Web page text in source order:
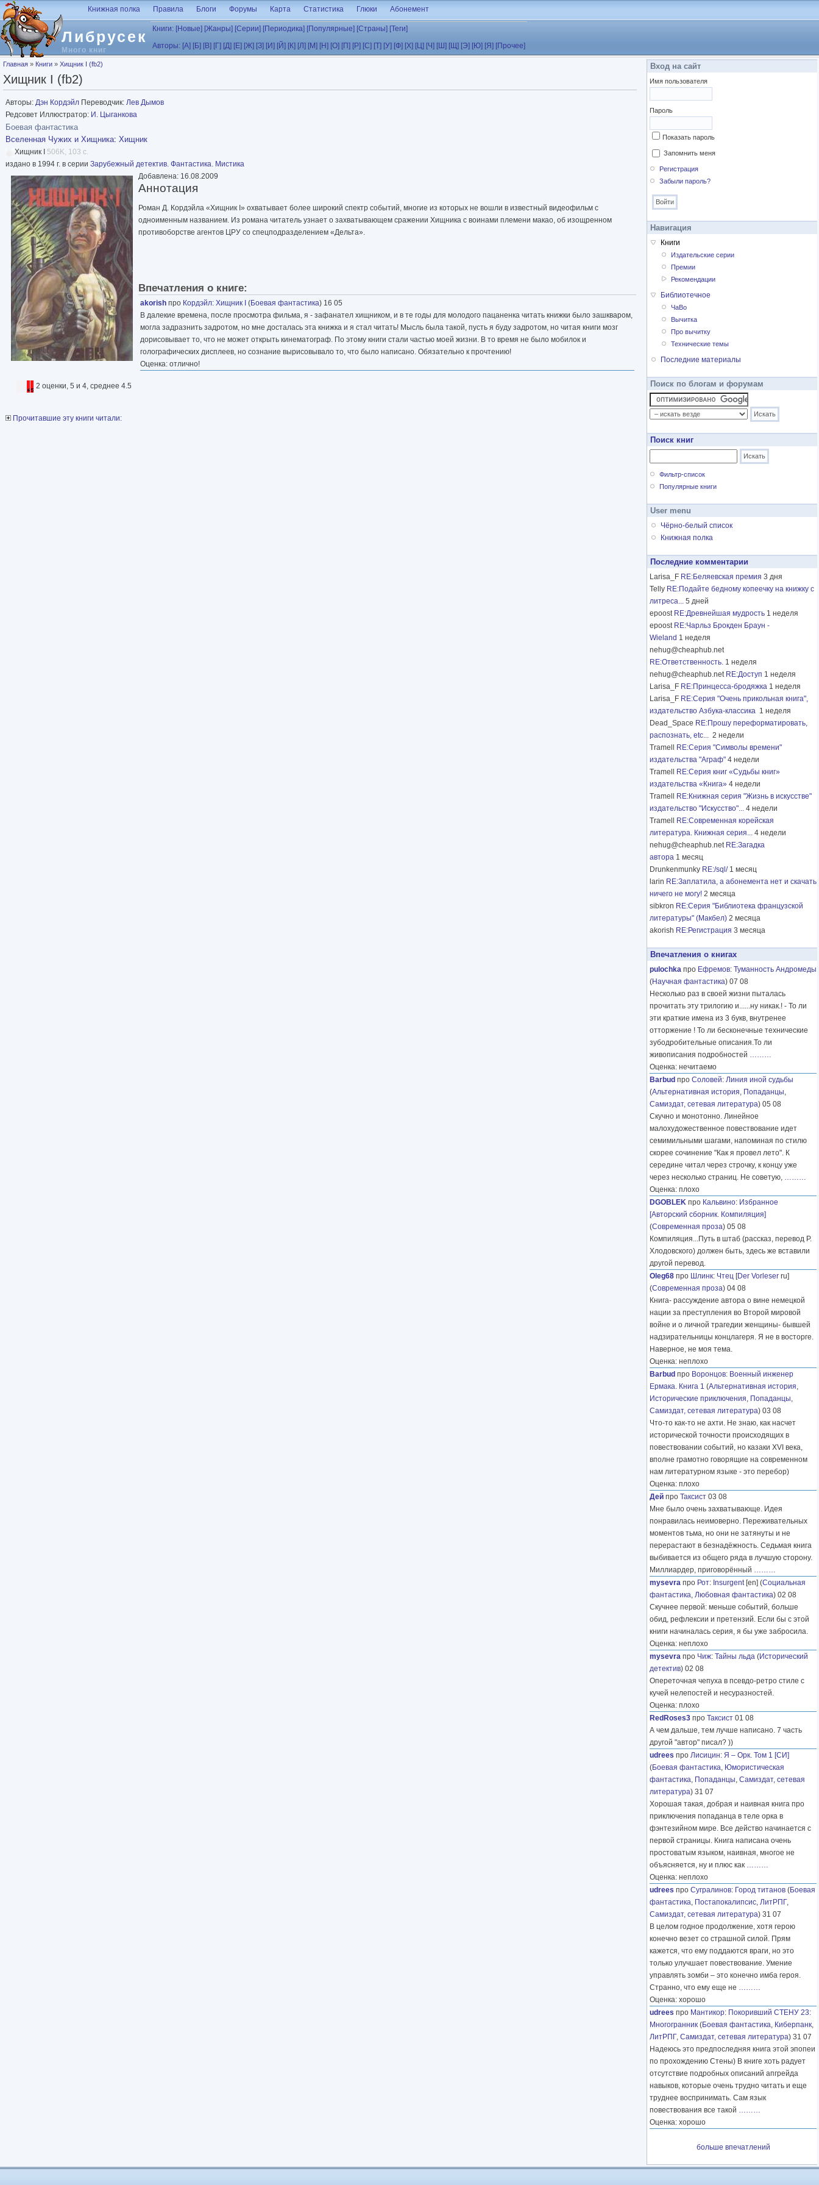
Перейти к основному содержанию
Либрусек
Много книг
Книжная полка Правила Блоги Форумы Карта Статистика Глюки Абонемент
Книги: [Новые] [Жанры] [Серии] [Периодика] [Популярные] [Страны] [Теги]
Авторы: [А] [Б] [В] [Г] [Д] [Е] [Ж] [З] [И] [Й] [К] [Л] [М] [Н] [О] [П] [Р] [С] [Т] [У] [Ф] [Х] [Ц] [Ч] [Ш] [Щ] [Э] [Ю] [Я] [Прочее]
Вы здесь
Главная » Книги » Хищник I (fb2)
Хищник I (fb2)
Авторы: Дэн Кордэйл Переводчик: Лев Дымов
Редсовет Иллюстратор: И. Цыганкова
Боевая фантастика
Вселенная Чужих и Хищника: Хищник
Хищник I 506K, 103 с.
издано в 1994 г. в серии Зарубежный детектив. Фантастика. Мистика
Добавлена: 16.08.2009
Аннотация
Роман Д. Кордэйла «Хищник I» охватывает более широкий спектр событий, многие из которых не вошли в известный видеофильм с
одноименным названием. Из романа читатель узнает о захватывающем сражении Хищника с воинами племени макао, об изощренном
противоборстве агентов ЦРУ со спецподразделением «Дельта».
Впечатления о книге:
akorish про Кордэйл: Хищник I (Боевая фантастика) 16 05
В далекие времена, после просмотра фильма, я - зафанател хищником, и в те годы для молодого пацаненка читать книжки было зашкваром,
могла задразнить задротом, но мне досталась эта книжка и я стал читать! Мысль была такой, пусть я буду задротом, но читая книги мозг
дорисовывает то, что не может открыть кинематограф. По этому книги стали частью моей жизни. В то время не было мобилок и
голографических дисплеев, но сознание вырисовывало то, что было написано. Обязательно к прочтению!
Оценка: отлично!
2 оценки, 5 и 4, среднее 4.5
Прочитавшие эту книги читали:
Вход на сайт
Имя пользователя
Пароль
Показать пароль
Запомнить меня
Регистрация
Забыли пароль?
Навигация
Книги
Издательские серии
Премии
Рекомендации
Библиотечное
ЧаВо
Вычитка
Про вычитку
Технические темы
Последние материалы
Поиск по блогам и форумам
Поиск книг
Фильтр-список
Популярные книги
User menu
Чёрно-белый список
Книжная полка
Последние комментарии
Larisa_F RE:Беляевская премия 3 дня
Telly RE:Подайте бедному копеечку на книжку с
литреса... 5 дней
epoost RE:Древнейшая мудрость 1 неделя
epoost RE:Чарльз Брокден Браун -
Wieland 1 неделя
nehug@cheaphub.net
RE:Ответственность. 1 неделя
nehug@cheaphub.net RE:Доступ 1 неделя
Larisa_F RE:Принцесса-бродяжка 1 неделя
Larisa_F RE:Серия "Очень прикольная книга",
издательство Азбука-классика 1 неделя
Dead_Space RE:Прошу переформатировать,
распознать, etc... 2 недели
Tramell
RE:Серия "Символы времени"
издательства "Аграф" 4 недели
Tramell
RE:Серия книг «Судьбы книг»
издательства «Книга» 4 недели
Tramell
RE:Книжная серия "Жизнь в искусстве"
издательство "Искусство"... 4 недели
Tramell
RE:Современная корейская
литература. Книжная серия... 4 недели
nehug@cheaphub.net RE:Загадка
автора 1 месяц
Drunkenmunky RE:/sql/ 1 месяц
larin RE:Заплатила, а абонемента нет и скачать
ничего не могу! 2 месяца
sibkron RE:Серия "Библиотека французской
литературы" (Макбел) 2 месяца
akorish RE:Регистрация 3 месяца
Впечатления о книгах
pulochka про Ефремов: Туманность Андромеды
(Научная фантастика) 07 08
Несколько раз в своей жизни пыталась
прочитать эту трилогию и......ну никак.! - То ли
эти краткие имена из 3 букв, внутренее
отторжение ! То ли бесконечные технические
зубодробительные описания.То ли
живописания подробностей ………
Оценка: нечитаемо
Barbud про Соловей: Линия иной судьбы
(Альтернативная история, Попаданцы,
Самиздат, сетевая литература) 05 08
Скучно и монотонно. Линейное
малохудожественное повествование идет
семимильными шагами, напоминая по стилю
скорее сочинение "Как я провел лето". К
середине читал через строчку, к концу уже
через несколько страниц. Не советую, ………
Оценка: плохо
DGOBLEK про Кальвино: Избранное
[Авторский сборник. Компиляция]
(Современная проза) 05 08
Компиляция...Путь в штаб (рассказ, перевод Р.
Хлодовского) должен быть, здесь же вставили
другой перевод.
Oleg68 про Шлинк: Чтец [Der Vorleser ru]
(Современная проза) 04 08
Книга- рассуждение автора о вине немецкой
нации за преступления во Второй мировой
войне и о личной трагедии женщины- бывшей
надзирательницы концлагеря. Я не в восторге.
Наверное, не моя тема.
Оценка: неплохо
Barbud про Воронцов: Военный инженер
Ермака. Книга 1 (Альтернативная история,
Исторические приключения, Попаданцы,
Самиздат, сетевая литература) 03 08
Что-то как-то не ахти. Не знаю, как насчет
исторической точности происходящих в
повествовании событий, но казаки XVI века,
вполне грамотно говорящие на современном
нам литературном языке - это перебор)
Оценка: плохо
Дей про Таксист 03 08
Мне было очень захватывающе. Идея
понравилась неимоверно. Переживательных
моментов тьма, но они не затянуты и не
перерастают в безнадёжность. Седьмая книга
выбивается из общего ряда в лучшую сторону.
Миллиардер, приговорённый ………
mysevra про Рот: Insurgent[en] (Социальная
фантастика, Любовная фантастика) 02 08
Скучнее первой: меньше событий, больше
обид, рефлексии и претензий. Если бы с этой
книги начиналась серия, я бы уже забросила.
Оценка: неплохо
mysevra про Чиж: Тайны льда (Исторический
детектив) 02 08
Опереточная чепуха в псевдо-ретро стиле с
кучей нелепостей и несуразностей.
Оценка: плохо
RedRoses3 про Таксист 01 08
А чем дальше, тем лучше написано. 7 часть
другой "автор" писал? ))
udrees про Лисицин: Я – Орк. Том 1 [СИ]
(Боевая фантастика, Юмористическая
фантастика, Попаданцы, Самиздат, сетевая
литература) 31 07
Хорошая такая, добрая и наивная книга про
приключения попаданца в теле орка в
фэнтезийном мире. Все действо начинается с
первой страницы. Книга написана очень
простоватым языком, наивная, многое не
объясняется, ну и плюс как ………
Оценка: неплохо
udrees про Сугралинов: Город титанов (Боевая
фантастика, Постапокалипсис, ЛитРПГ,
Самиздат, сетевая литература) 31 07
В целом годное продолжение, хотя герою
конечно везет со страшной силой. Прям
кажется, что ему поддаются враги, но это
только улучшает повествование. Умение
управлять зомби – это конечно имба героя.
Странно, что ему еще не ………
Оценка: хорошо
udrees про Мантикор: Покоривший СТЕНУ 23:
Многогранник (Боевая фантастика, Киберпанк,
ЛитРПГ, Самиздат, сетевая литература) 31 07
Надеюсь это предпоследняя книга этой эпопеи
по прохождению Стены) В книге хоть радует
отсутствие подробных описаний апгрейда
навыков, которые очень трудно читать и еще
труднее воспринимать. Сам язык
повествования все такой ………
Оценка: хорошо
больше впечатлений